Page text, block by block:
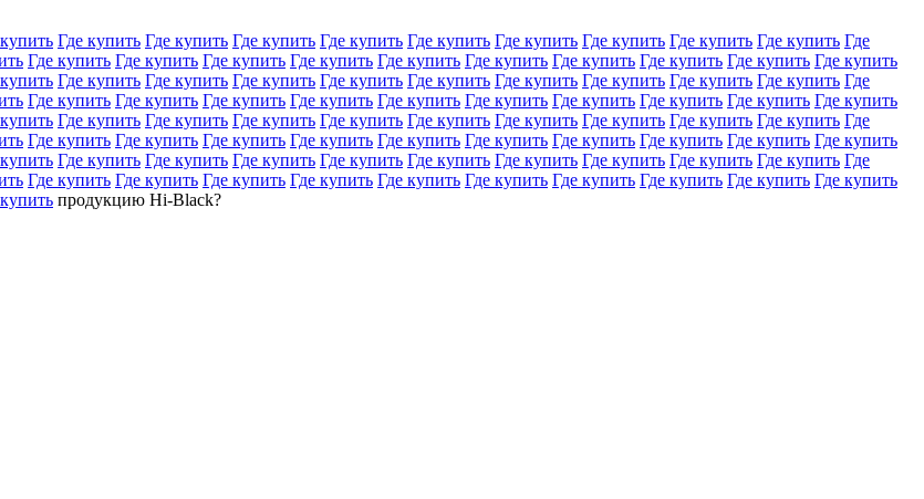
Где купить Где купить Где купить Где купить Где купить Где купить Где купить Где купить Где купить Где
Где купить Где купить Где купить Где купить Где купить Где купить Где купить Где купить Где купить Где купить
Где купить Где купить Где купить Где купить Где купить Где купить Где купить Где купить Где купить Где
Где купить Где купить Где купить Где купить Где купить Где купить Где купить Где купить Где купить Где купить
Где купить Где купить Где купить Где купить Где купить Где купить Где купить Где купить Где купить Где
Где купить Где купить Где купить Где купить Где купить Где купить Где купить Где купить Где купить Где купить
Где купить Где купить Где купить Где купить Где купить Где купить Где купить Где купить Где купить Где
Где купить Где купить Где купить Где купить Где купить Где купить Где купить Где купить Где купить Где купить
продукцию Hi-Black?